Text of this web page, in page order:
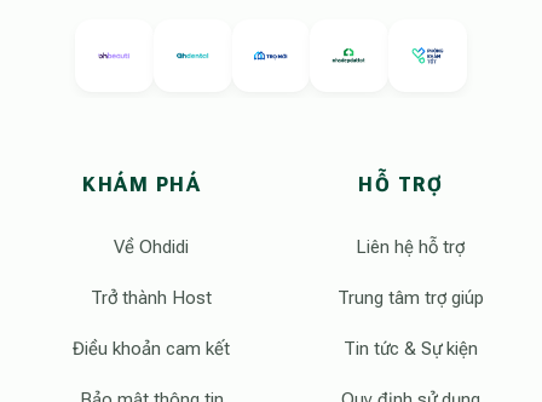
KHÁM PHÁ
Về Ohdidi
Trở thành Host
Điều khoản cam kết
HỖ TRỢ
Liên hệ hỗ trợ
Trung tâm trợ giúp
Tin tức & Sự kiện